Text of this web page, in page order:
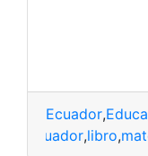
Ecuador,
Ecuador,libro,